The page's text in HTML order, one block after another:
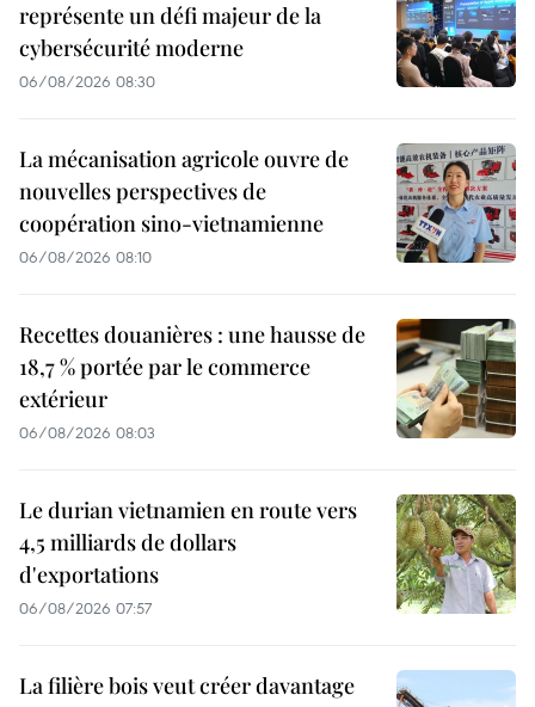
représente un défi majeur de la
cybersécurité moderne
06/08/2026 08:30
La mécanisation agricole ouvre de
nouvelles perspectives de
coopération sino-vietnamienne
06/08/2026 08:10
Recettes douanières : une hausse de
18,7 % portée par le commerce
extérieur
06/08/2026 08:03
Le durian vietnamien en route vers
4,5 milliards de dollars
d'exportations
06/08/2026 07:57
La filière bois veut créer davantage